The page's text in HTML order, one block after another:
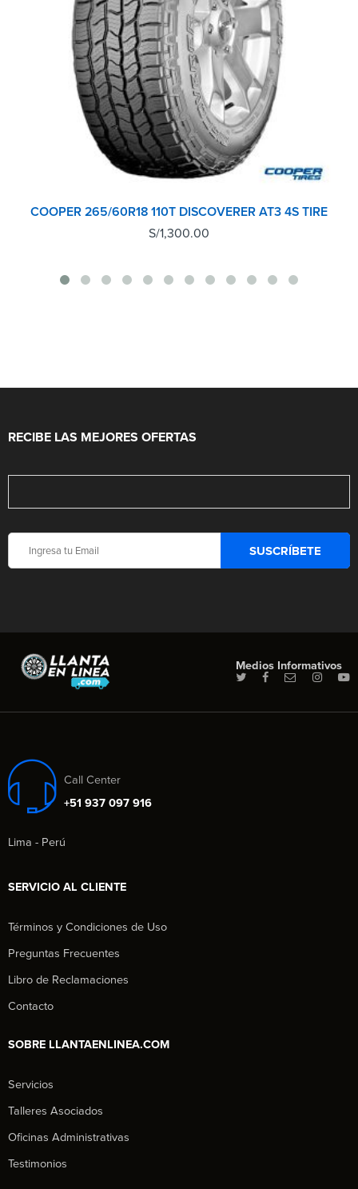
COOPER 265/60R18 110T DISCOVERER AT3 4S TIRE
S/1,300.00
RECIBE LAS MEJORES OFERTAS
Medios Informativos
Call Center
+51 937 097 916
Lima - Perú
SERVICIO AL CLIENTE
Términos y Condiciones de Uso
Preguntas Frecuentes
Libro de Reclamaciones
Contacto
SOBRE LLANTAENLINEA.COM
Servicios
Talleres Asociados
Oficinas Administrativas
Testimonios